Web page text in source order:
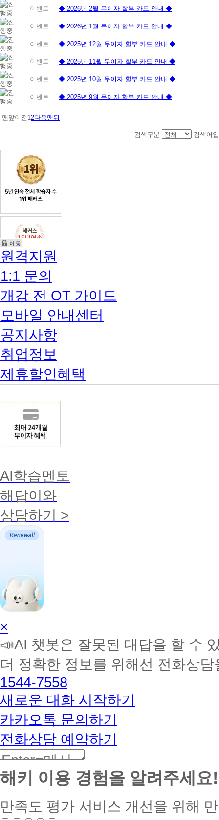
이벤트 ◆ 2026년 2월 무이자 할부 카드 안내 ◆
이벤트 ◆ 2026년 1월 무이자 할부 카드 안내 ◆
이벤트 ◆ 2025년 12월 무이자 할부 카드 안내 ◆
이벤트 ◆ 2025년 11월 무이자 할부 카드 안내 ◆
이벤트 ◆ 2025년 10월 무이자 할부 카드 안내 ◆
이벤트 ◆ 2025년 9월 무이자 할부 카드 안내 ◆
맨앞이전 1 2다음맨뒤
검색구분 검색어
원격지원
1:1 문의
개강 전 OT 가이드
모바일 안내센터
공지사항
취업정보
제휴할인혜택
AI학습멘토
해답이와
상담하기 >
AI
학
습
토
커
BETA
×
📣AI 챗봇은 잘못된 대답을 할 수
더 정확한 정보를 위해선 전화상
1544-7558
새로운 대화 시작하기
카카오톡 문의하기
전화상담 예약하기
해키 이용 경험을 알려주세요!
만족도 평가 서비스 개선을 위해